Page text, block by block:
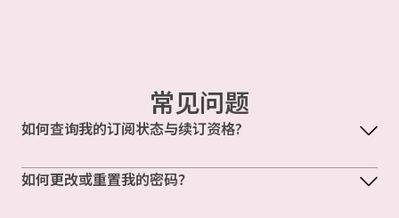
常见问题
如何查询我的订阅状态与续订资格?
如何更改或重置我的密码？